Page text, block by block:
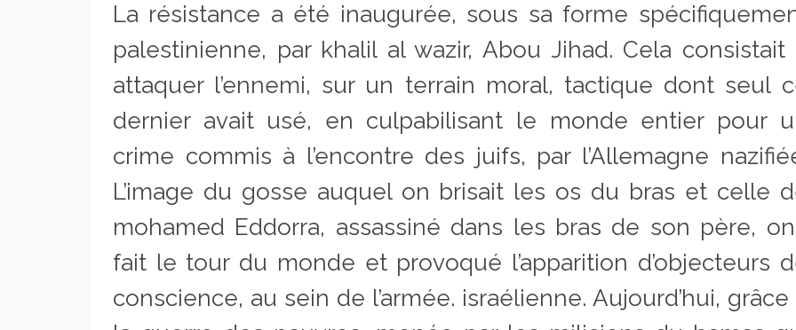
La résistance a été inaugurée, sous sa forme
palestinienne, par khalil al wazir, Abou Jihad. Cela consistait
attaquer l’ennemi, sur un terrain moral, tactique dont seul
dernier avait usé, en culpabilisant le monde entier pour
crime commis à l’encontre des juifs, par l’Allemagne
L’image du gosse auquel on brisait les os du bras et celle
mohamed Eddorra, assassiné dans les bras de son père,
fait le tour du monde et provoqué l’apparition d’objecteurs
conscience, au sein de l’armée. israélienne. Aujourd’hui, grâce